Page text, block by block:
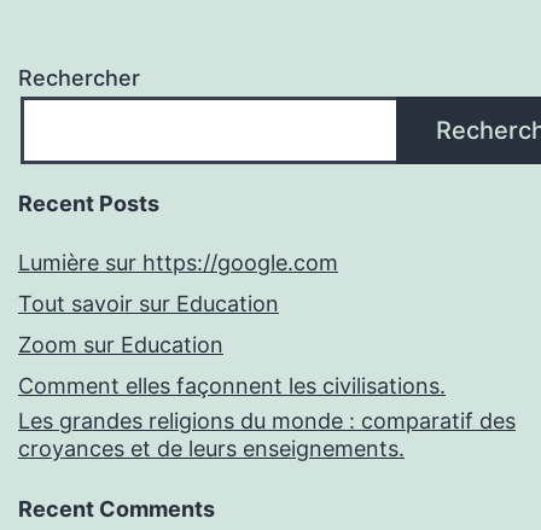
Rechercher
Recent Posts
Lumière sur https://google.com
Tout savoir sur Education
Zoom sur Education
Comment elles façonnent les civilisations.
Les grandes religions du monde : comparatif des
croyances et de leurs enseignements.
Recent Comments